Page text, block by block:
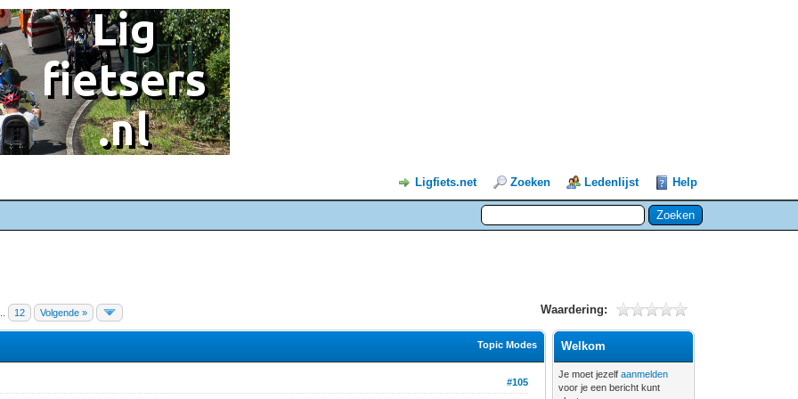
Ligfiets.net Zoeken Ledenlijst Help
12 Volgende » Waardering:
Topic Modes
#105
Welkom
Je moet jezelfaanmelden
voor je een bericht kunt